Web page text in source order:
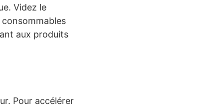
Videz le
aux produits
Pour accélérer